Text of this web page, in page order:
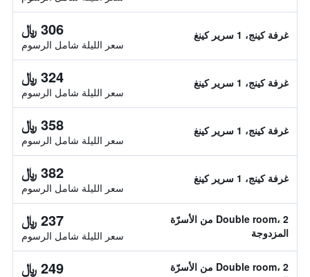
غرفة كينج، 1 سرير كينغ 306 ﷼
سعر الليلة شامل الرسوم
غرفة كينج، 1 سرير كينغ 324 ﷼
سعر الليلة شامل الرسوم
غرفة كينج، 1 سرير كينغ 358 ﷼
سعر الليلة شامل الرسوم
غرفة كينج، 1 سرير كينغ 382 ﷼
سعر الليلة شامل الرسوم
Double room، 2 من الأسرّة
المزدوجة
237 ﷼
سعر الليلة شامل الرسوم
Double room، 2 من الأسرّة
249 ﷼